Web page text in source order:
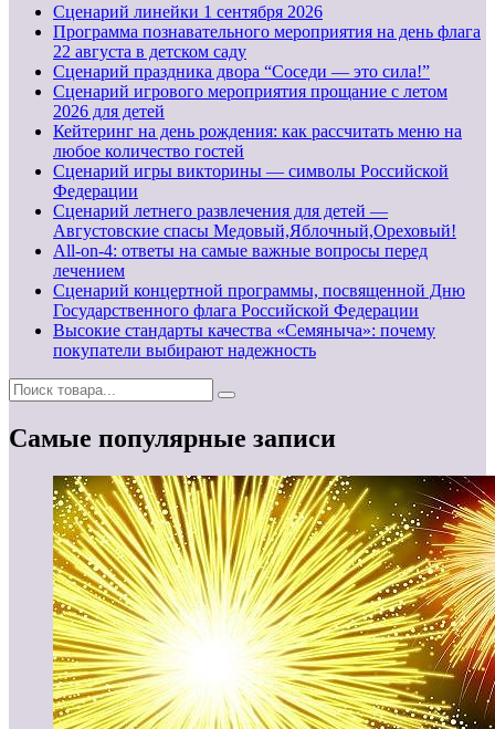
Cценарий линейки 1 сентября 2026
Программа познавательного мероприятия на день флага
22 августа в детском саду
Сценарий праздника двора “Соседи — это сила!”
Сценарий игрового мероприятия прощание с летом
2026 для детей
Кейтеринг на день рождения: как рассчитать меню на
любое количество гостей
Сценарий игры викторины — символы Российской
Федерации
Сценарий летнего развлечения для детей —
Августовские спасы Медовый,Яблочный,Ореховый!
All-on-4: ответы на самые важные вопросы перед
лечением
Сценарий концертной программы, посвященной Дню
Государственного флага Российской Федерации
Высокие стандарты качества «Семяныча»: почему
покупатели выбирают надежность
Самые популярные записи